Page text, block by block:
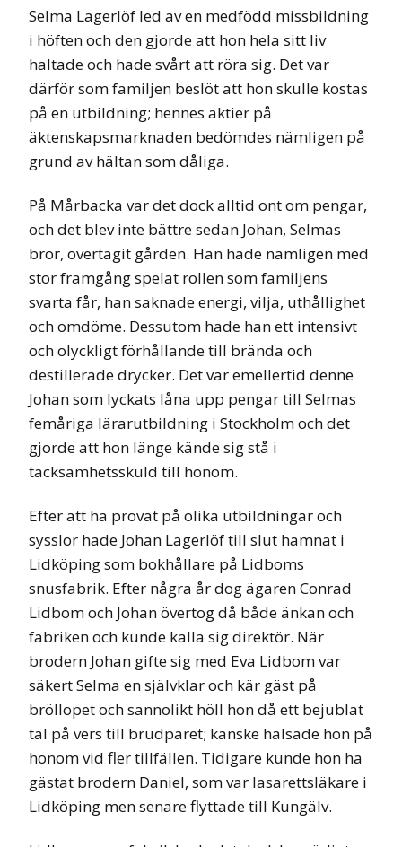
Selma Lagerlöf led av en medfödd missbildning
i höften och den gjorde att hon hela sitt liv
haltade och hade svårt att röra sig. Det var
därför som familjen beslöt att hon skulle kostas
på en utbildning; hennes aktier på
äktenskapsmarknaden bedömdes nämligen på
grund av hältan som dåliga.
På Mårbacka var det dock alltid ont om pengar,
och det blev inte bättre sedan Johan, Selmas
bror, övertagit gården. Han hade nämligen med
stor framgång spelat rollen som familjens
svarta får, han saknade energi, vilja, uthållighet
och omdöme. Dessutom hade han ett intensivt
och olyckligt förhållande till brända och
destillerade drycker. Det var emellertid denne
Johan som lyckats låna upp pengar till Selmas
femåriga lärarutbildning i Stockholm och det
gjorde att hon länge kände sig stå i
tacksamhetsskuld till honom.
Efter att ha prövat på olika utbildningar och
sysslor hade Johan Lagerlöf till slut hamnat i
Lidköping som bokhållare på Lidboms
snusfabrik. Efter några år dog ägaren Conrad
Lidbom och Johan övertog då både änkan och
fabriken och kunde kalla sig direktör. När
brodern Johan gifte sig med Eva Lidbom var
säkert Selma en självklar och kär gäst på
bröllopet och sannolikt höll hon då ett bejublat
tal på vers till brudparet; kanske hälsade hon på
honom vid fler tillfällen. Tidigare kunde hon ha
gästat brodern Daniel, som var lasarettsläkare i
Lidköping men senare flyttade till Kungälv.